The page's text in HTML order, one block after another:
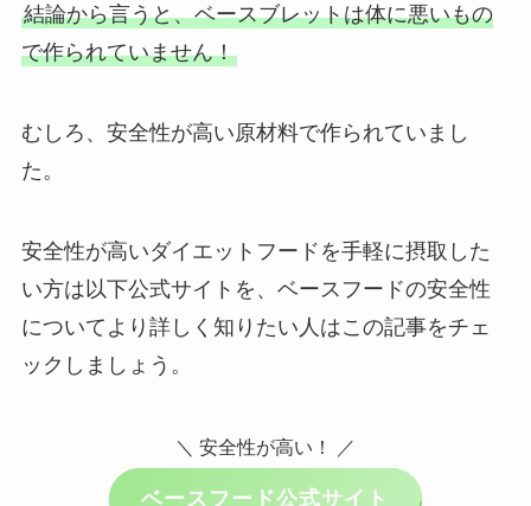
結論から言うと、ベースブレットは体に悪いもの
で作られていません！
むしろ、安全性が高い原材料で作られていまし
た。
安全性が高いダイエットフードを手軽に摂取した
い方は以下公式サイトを、ベースフードの安全性
についてより詳しく知りたい人はこの記事をチェ
ックしましょう。
＼ 安全性が高い！ ／
ベースフード公式サイト